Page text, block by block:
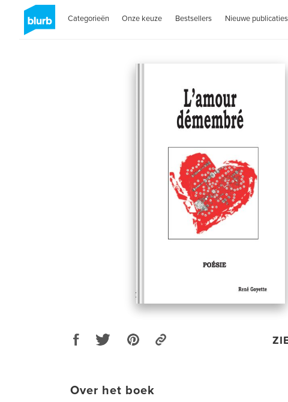
Categorieën Onze keuze Bestsellers Nieuwe publicaties
Over het boek